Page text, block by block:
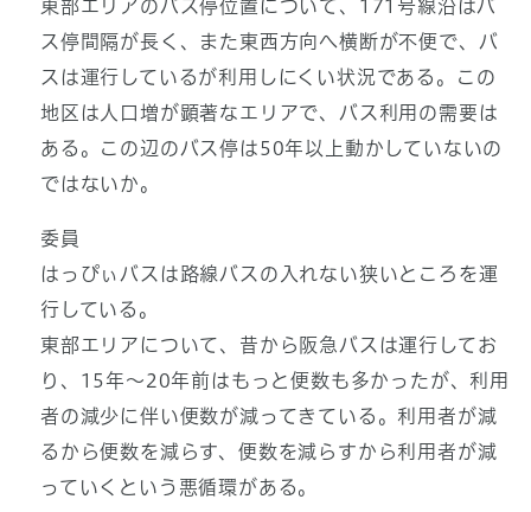
東部エリアのバス停位置について、171号線沿はバ
ス停間隔が長く、また東西方向へ横断が不便で、バ
スは運行しているが利用しにくい状況である。この
地区は人口増が顕著なエリアで、バス利用の需要は
ある。この辺のバス停は50年以上動かしていないの
ではないか。
委員
はっぴぃバスは路線バスの入れない狭いところを運
行している。
東部エリアについて、昔から阪急バスは運行してお
り、15年～20年前はもっと便数も多かったが、利用
者の減少に伴い便数が減ってきている。利用者が減
るから便数を減らす、便数を減らすから利用者が減
っていくという悪循環がある。